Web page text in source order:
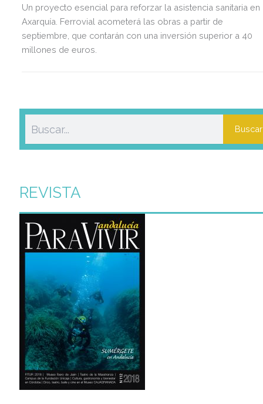
Un proyecto esencial para reforzar la asistencia sanitaria en
Axarquía. Ferrovial acometerá las obras a partir de
septiembre, que contarán con una inversión superior a 40
millones de euros.
Buscar
REVISTA